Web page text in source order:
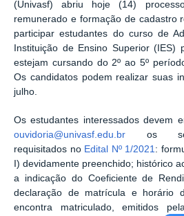
(Univasf) abriu hoje (14)
remunerado e formação de cadastro
participar estudantes do curso de
Instituição de Ensino Superior (IES)
estejam cursando do 2º ao 5º
Os candidatos podem realizar suas
julho.
Os estudantes interessados devem
ouvidoria@univasf.edu.br os
requisitados no Edital Nº 1/2021:
I) devidamente preenchido; histórico
a indicação do Coeficiente de
declaração de matrícula e horário
encontra matriculado, emitidos